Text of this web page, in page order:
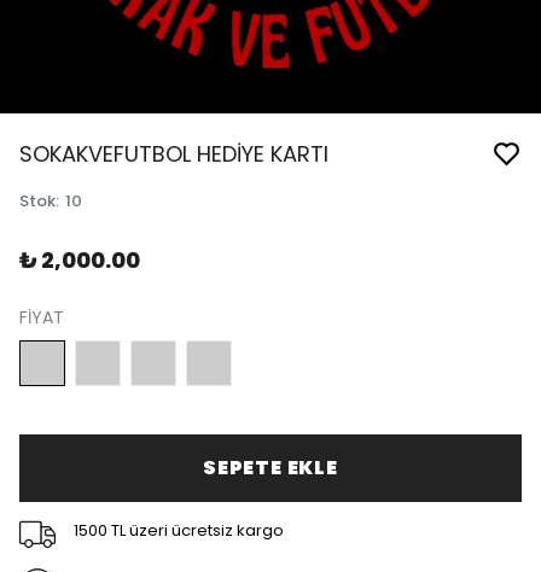
SOKAKVEFUTBOL HEDİYE KARTI
Stok: 10
₺ 2,000.00
FİYAT
SEPETE EKLE
1500 TL üzeri ücretsiz kargo